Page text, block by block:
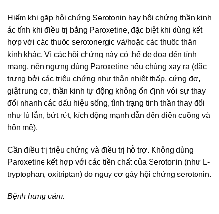
Hiếm khi gặp hội chứng Serotonin hay hội chứng thần kinh
ác tính khi điều trị bằng Paroxetine, đặc biệt khi dùng kết
hợp với các thuốc serotonergic và/hoặc các thuốc thần
kinh khác. Vì các hội chứng này có thể đe dọa đến tính
mạng, nên ngưng dùng Paroxetine nếu chúng xảy ra (đặc
trưng bởi các triệu chứng như thân nhiệt thấp, cứng đơ,
giật rung cơ, thần kinh tự động không ổn định với sự thay
đổi nhanh các dấu hiệu sống, tình trạng tinh thần thay đổi
như lú lẫn, bứt rứt, kích động mạnh dẫn đến điên cuồng và
hôn mê).
Cần điều trị triệu chứng và điều trị hỗ trợ. Không dùng
Paroxetine kết hợp với các tiền chất của Serotonin (như L-
tryptophan, oxitriptan) do nguy cơ gây hội chứng serotonin.
Bệnh hưng cảm: